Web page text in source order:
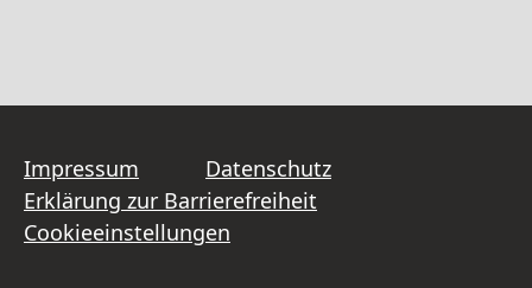
Impressum
Datenschutz
Erklärung zur Barrierefreiheit
Cookieeinstellungen